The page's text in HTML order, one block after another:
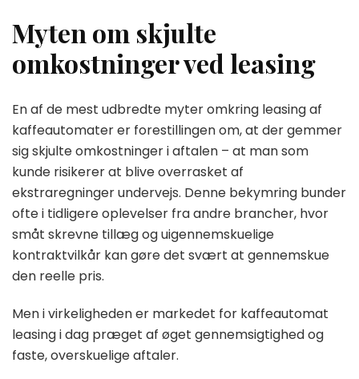
Myten om skjulte
omkostninger ved leasing
En af de mest udbredte myter omkring leasing af
kaffeautomater er forestillingen om, at der gemmer
sig skjulte omkostninger i aftalen – at man som
kunde risikerer at blive overrasket af
ekstraregninger undervejs. Denne bekymring bunder
ofte i tidligere oplevelser fra andre brancher, hvor
småt skrevne tillæg og uigennemskuelige
kontraktvilkår kan gøre det svært at gennemskue
den reelle pris.
Men i virkeligheden er markedet for kaffeautomat
leasing i dag præget af øget gennemsigtighed og
faste, overskuelige aftaler.